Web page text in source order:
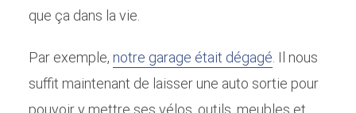
que ça dans la vie.
Par exemple, notre garage était dégagé . Il nous
suffit maintenant de laisser une auto sortie pour
pouvoir y mettre ses vélos, outils, meubles et